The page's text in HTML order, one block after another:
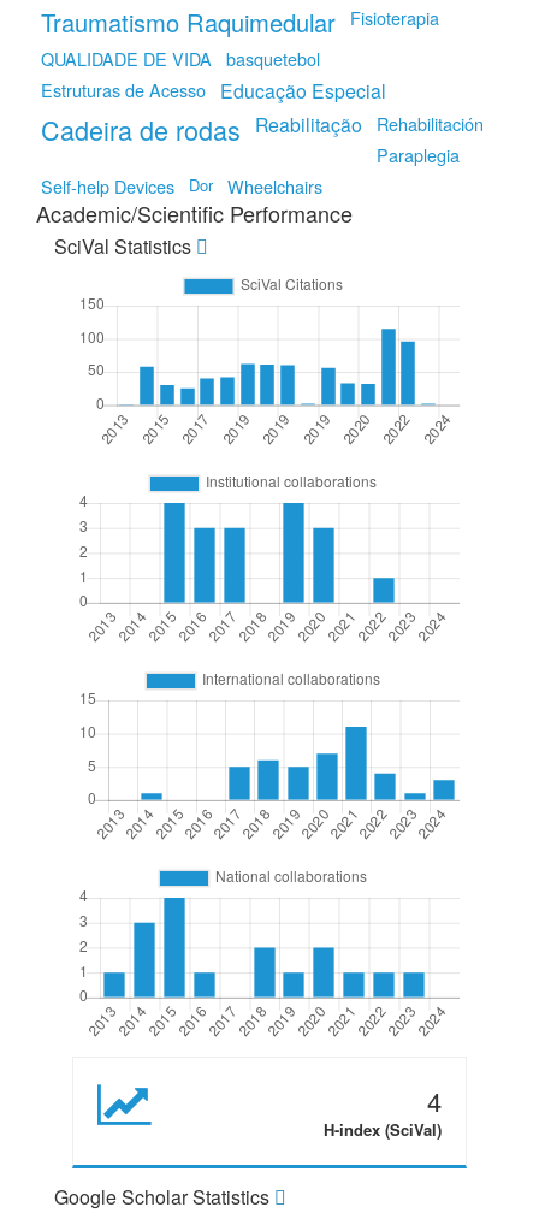
Traumatismo Raquimedular
Fisioterapia
QUALIDADE DE VIDA
basquetebol
Estruturas de Acesso
Educação Especial
Cadeira de rodas Reabilitação
Rehabilitación
Paraplegia
Self-help Devices
Dor Wheelchairs
Academic/Scientific Performance
SciVal Statistics
4
H-index (SciVal)
Google Scholar Statistics